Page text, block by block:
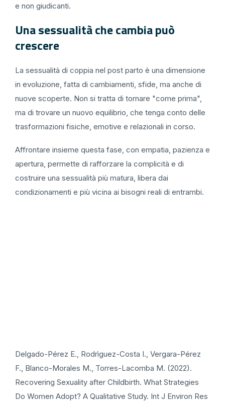
e non giudicanti.
Una sessualità che cambia può
crescere
La sessualità di coppia nel post parto è una dimensione
in evoluzione, fatta di cambiamenti, sfide, ma anche di
nuove scoperte. Non si tratta di tornare "come prima",
ma di trovare un nuovo equilibrio, che tenga conto delle
trasformazioni fisiche, emotive e relazionali in corso.
Affrontare insieme questa fase, con empatia, pazienza e
apertura, permette di rafforzare la complicità e di
costruire una sessualità più matura, libera dai
condizionamenti e più vicina ai bisogni reali di entrambi.
Delgado-Pérez E., Rodrìguez-Costa I., Vergara-Pérez
F., Blanco-Morales M., Torres-Lacomba M. (2022).
Recovering Sexuality after Childbirth. What Strategies
Do Women Adopt? A Qualitative Study. Int J Environ Res